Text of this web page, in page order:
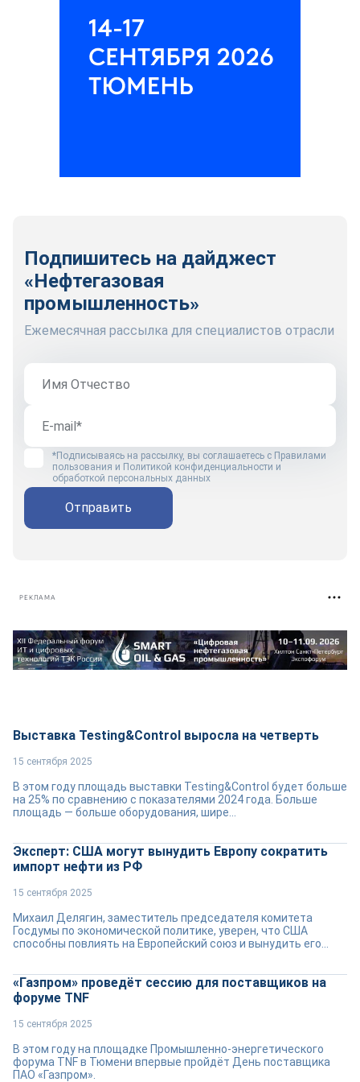
Подпишитесь на дайджест
«Нефтегазовая
промышленность»
Ежемесячная рассылка для специалистов отрасли
*Подписываясь на рассылку, вы соглашаетесь с Правилами
пользования и Политикой конфиденциальности и
обработкой персональных данных
Отправить
РЕКЛАМА
Выставка Testing&Control выросла на четверть
15 сентября 2025
В этом году площадь выставки Testing&Control будет больше
на 25% по сравнению с показателями 2024 года. Больше
площадь — больше оборудования, шире...
Эксперт: США могут вынудить Европу сократить
импорт нефти из РФ
15 сентября 2025
Михаил Делягин, заместитель председателя комитета
Госдумы по экономической политике, уверен, что США
способны повлиять на Европейский союз и вынудить его...
«Газпром» проведёт сессию для поставщиков на
форуме TNF
15 сентября 2025
В этом году на площадке Промышленно-энергетического
форума TNF в Тюмени впервые пройдёт День поставщика
ПАО «Газпром».